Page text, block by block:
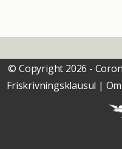
© Copyright 2026 -
Friskrivningsklausul |